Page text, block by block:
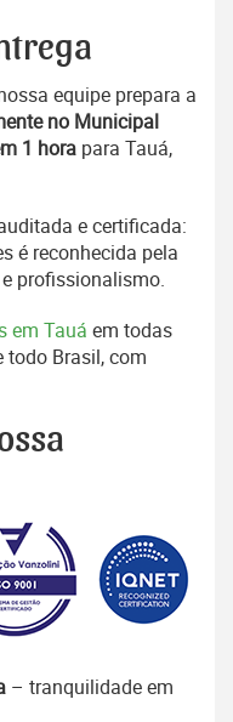
equipe prepara a
no Municipal
1 hora para Tauá,
e certificada:
é reconhecida pela
profissionalismo.
em Tauá em todas
todo Brasil, com
– tranquilidade em